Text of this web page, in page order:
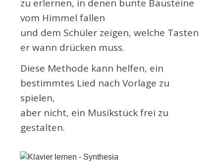
zu erlernen, in denen bunte Bausteine
vom Himmel fallen
und dem Schüler zeigen, welche Tasten
er wann drücken muss.
Diese Methode kann helfen, ein
bestimmtes Lied nach Vorlage zu
spielen,
aber nicht, ein Musikstück frei zu
gestalten.